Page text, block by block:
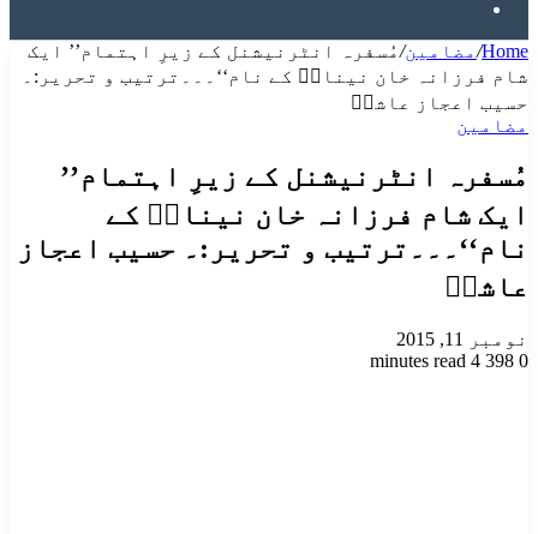
Home
/مضامین/مُسفرہ انٹرنیشنل کے زیرِ اہتمام’’ ایک
شام فرزانہ خان نیناںؔ کے نام‘‘۔۔۔ترتیب و تحریر:۔
حسیب اعجاز عاشرؔ
مضامین
مُسفرہ انٹرنیشنل کے زیرِ اہتمام’’
ایک شام فرزانہ خان نیناںؔ کے
نام‘‘۔۔۔ترتیب و تحریر:۔ حسیب اعجاز
عاشرؔ
نومبر 11, 2015
0
4 minutes read